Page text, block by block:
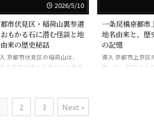
刑、戦乱、そして疫病と死が幾
にも沈んでいる。…お気づきだ
か？ この通りの名は、単な
名ではなく、都の表側から押
されたもの、あるいは都の裏
長く引き受けてきた場所の記
を、静かに宿している。 松原
で、洛中から南へ
水路の境目にひら
た。桂川・鴨川・
だ土砂、湿地、微
道が交わる場所。
が流れ、同時に、
もまた集まる。…お
2026/5/10
市伏見区・稲荷山裏参道
おもかる石に潜む怪談と地
来の歴史秘話
京都市伏見区の稲荷山は、
の鳥居が連なる華やかな表参
ある。伏見稲荷大社の境内山
あり、古くから信仰の対象であ
同時に、山裾から山腹にかけ
一条戻橋――京都
地名由来と、歴
の記憶
導入 京都市上京区
橋」は、地図の上
2 3 Next »